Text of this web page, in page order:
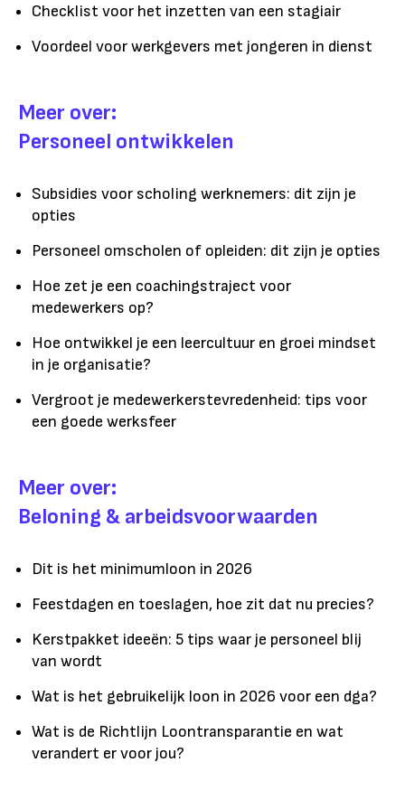
Checklist voor het inzetten van een stagiair
Voordeel voor werkgevers met jongeren in dienst
Meer over:
Personeel ontwikkelen
Subsidies voor scholing werknemers: dit zijn je
opties
Personeel omscholen of opleiden: dit zijn je opties
Hoe zet je een coachingstraject voor
medewerkers op?
Hoe ontwikkel je een leercultuur en groei mindset
in je organisatie?
Vergroot je medewerkerstevredenheid: tips voor
een goede werksfeer
Meer over:
Beloning & arbeidsvoorwaarden
Dit is het minimumloon in 2026
Feestdagen en toeslagen, hoe zit dat nu precies?
Kerstpakket ideeën: 5 tips waar je personeel blij
van wordt
Wat is het gebruikelijk loon in 2026 voor een dga?
Wat is de Richtlijn Loontransparantie en wat
verandert er voor jou?